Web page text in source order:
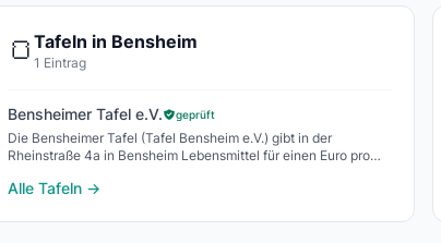
🍞 Tafeln in Bensheim
1 Eintrag
Bensheimer Tafel e.V. geprüft
Die Bensheimer Tafel (Tafel Bensheim e.V.) gibt in der
Rheinstraße 4a in Bensheim Lebensmittel für einen Euro pro
Alle Tafeln →